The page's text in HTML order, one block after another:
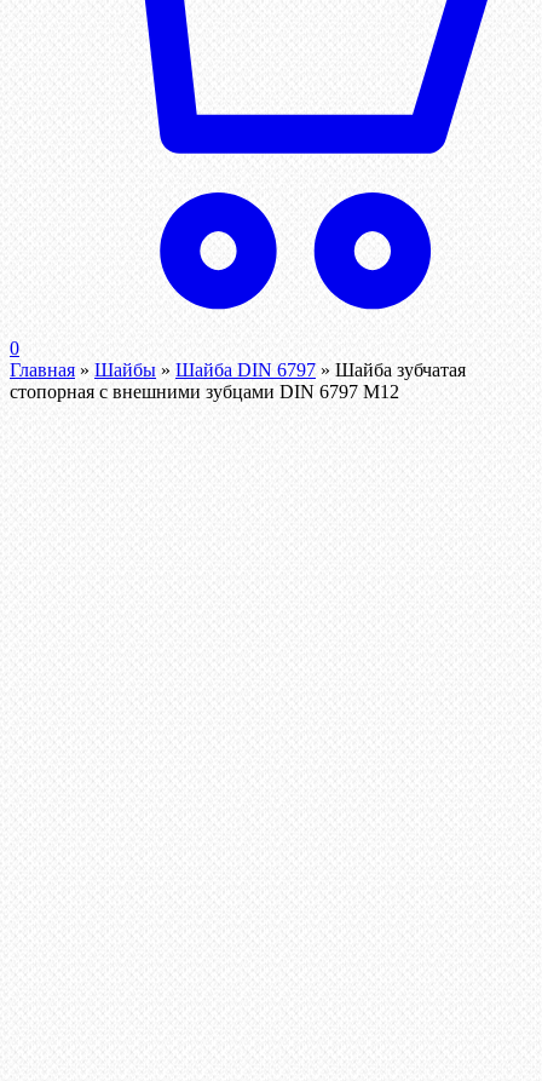
0
Главная » Шайбы » Шайба DIN 6797 » Шайба зубчатая
стопорная с внешними зубцами DIN 6797 М12